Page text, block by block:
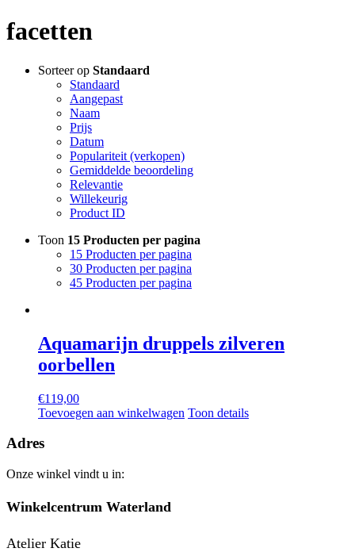
facetten
Sorteer op Standaard
Standaard
Aangepast
Naam
Prijs
Datum
Populariteit (verkopen)
Gemiddelde beoordeling
Relevantie
Willekeurig
Product ID
Toon 15 Producten per pagina
15 Producten per pagina
30 Producten per pagina
45 Producten per pagina
Aquamarijn druppels zilveren
oorbellen
€119,00
Toevoegen aan winkelwagen Toon details
Adres
Onze winkel vindt u in:
Winkelcentrum Waterland
Atelier Katie